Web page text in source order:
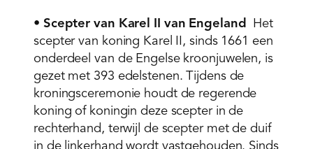
• Scepter van Karel II van Engeland Het
scepter van koning Karel II, sinds 1661 een
onderdeel van de Engelse kroonjuwelen, is
gezet met 393 edelstenen. Tijdens de
kroningsceremonie houdt de regerende
koning of koningin deze scepter in de
rechterhand, terwijl de scepter met de duif
in de linkerhand wordt vastgehouden. Sinds